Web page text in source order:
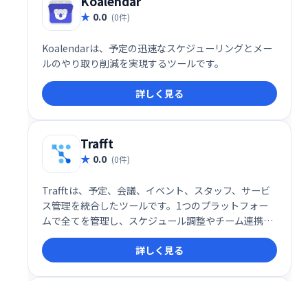
0.0 (0件)
Koalendarは、予定の迅速なスケジューリングとメー
ルのやり取り削減を実現するツールです。
詳しく見る
Trafft
0.0 (0件)
Trafftは、予定、会議、イベント、スタッフ、サービ
ス管理を統合したツールです。1つのプラットフォー
ムで全てを管理し、スケジュール調整やチーム連携を
効率化します。業務の可視化とスムーズな運営を実現
し、生産性向上に貢献します。
詳しく見る